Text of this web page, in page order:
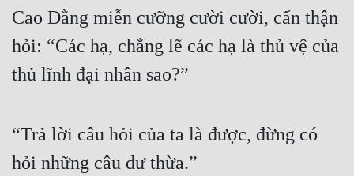
Cơ Trí
Sát Phạt Quyết Đoán
Cao Đằng miễn cưỡng cười cười, cẩn thận
hỏi: “Các hạ, chẳng lẽ các hạ là thủ vệ của
thủ lĩnh đại nhân sao?”
“Trả lời câu hỏi của ta là được, đừng có
hỏi những câu dư thừa.”